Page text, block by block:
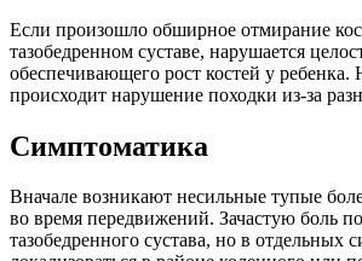
Если произошло обширное отмирание
тазобедренном суставе, нарушается
обеспечивающего рост костей у ребенка.
происходит нарушение походки из-за
Симптоматика
Вначале возникают несильные тупые
во время передвижений. Зачастую боль
тазобедренного сустава, но в отдельных